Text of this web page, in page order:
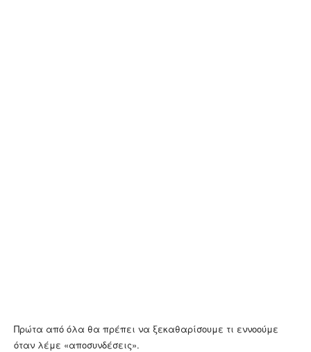
Πρώτα από όλα θα πρέπει να ξεκαθαρίσουμε τι εννοούμε
όταν λέμε «αποσυνδέσεις».